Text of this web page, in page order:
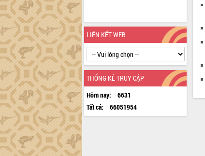
LIÊN KẾT WEB
THỐNG KÊ TRUY CẬP
Hôm nay:
6631
Tất cả:
66051954